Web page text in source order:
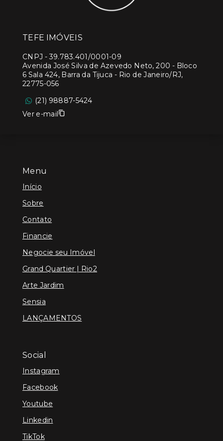
Menu
Início
Sobre
Contato
Financie
Negocie seu Imóvel
Grand Quartier | Rio2
Arte Jardim
Sensia
LANÇAMENTOS
Social
Instagram
Facebook
Youtube
Linkedin
TikTok
TEFE IMÓVEIS
CNPJ -39.783.401/0001-09
Avenida José Silva de Azevedo Neto, 200 - Bloco
6 Sala 424, Barra da Tijuca - Rio de Janeiro/RJ,
22775-056
(21) 98887-5424
Ver e-mail